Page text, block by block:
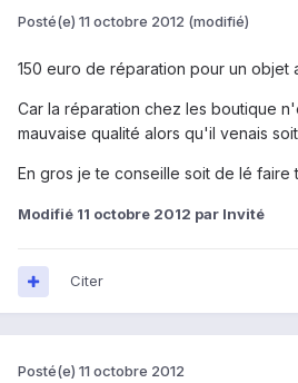
Posté(e) 11 octobre 2012 (modifié)
150 euro de réparation pour un objet
Car la réparation chez les boutique
mauvaise qualité alors qu'il venais
En gros je te conseille soit de lé
Modifié 11 octobre 2012 par Invité
Citer
Posté(e) 11 octobre 2012